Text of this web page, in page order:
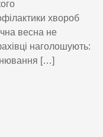
хвороб
весна не
наголошують:
[…]